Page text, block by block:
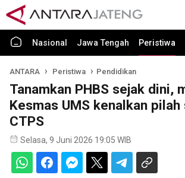
Nasional Jawa Tengah Peristiwa
ANTARA Peristiwa Pendidikan
Tanamkan PHBS sejak dini,
Kesmas UMS kenalkan pilah
CTPS
Selasa, 9 Juni 2026 19:05 WIB